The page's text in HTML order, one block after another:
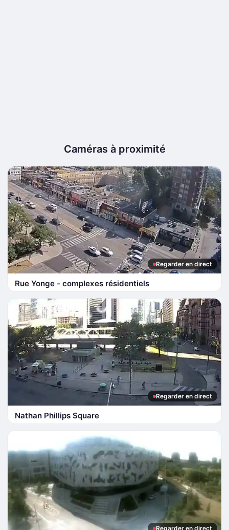
Caméras à proximité
Regarder en direct
Rue Yonge - complexes résidentiels
Regarder en direct
Nathan Phillips Square
Regarder en direct